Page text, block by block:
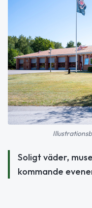
Soligt väder,
kommande